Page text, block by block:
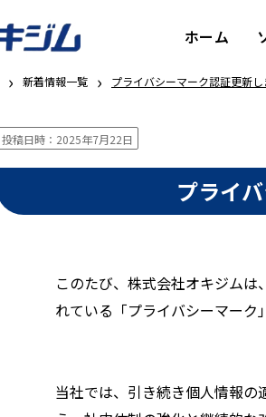
ホーム
› 新着情報一覧 › プライバシーマーク認証更新し
投稿日時：2025年7月22日
プライ
このたび、株式会社オキジム
れている「プライバシーマーク
当社では、引き続き個人情報